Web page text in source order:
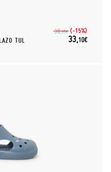
TUL
38,95€ (-15%)
33,10€